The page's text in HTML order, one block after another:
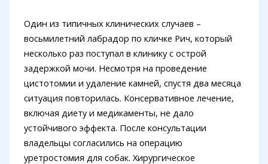
Один из типичных клинических случаев –
восьмилетний лабрадор по кличке Рич, который
несколько раз поступал в клинику с острой
задержкой мочи. Несмотря на проведение
цистотомии и удаление камней, спустя два месяца
ситуация повторилась. Консервативное лечение,
включая диету и медикаменты, не дало
устойчивого эффекта. После консультации
владельцы согласились на операцию
уретростомия для собак. Хирургическое